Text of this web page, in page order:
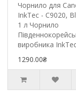
Чорнило для
InkTec - C9020,
1 л Чорнило
виробника
1290.00₴